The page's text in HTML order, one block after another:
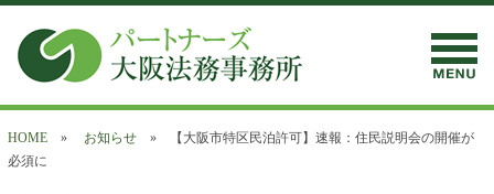
HOME» お知らせ» 【大阪市特区民泊許可】速報：住民説明会の開催が
必須に